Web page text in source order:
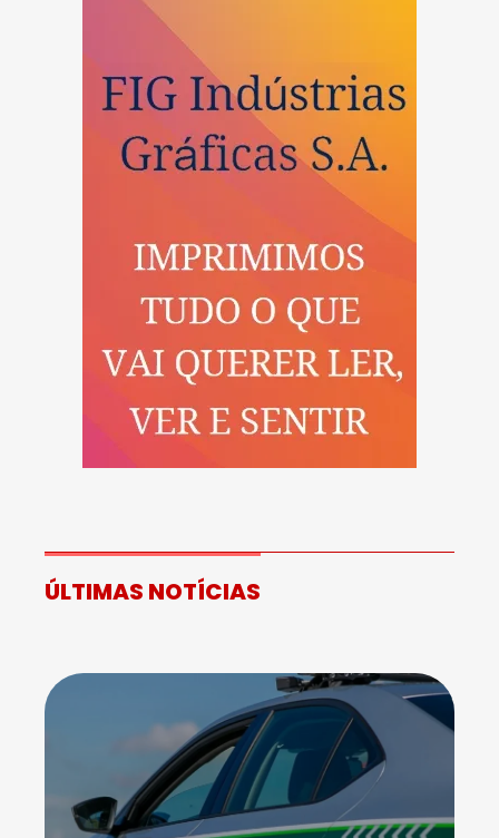
ÚLTIMAS NOTÍCIAS